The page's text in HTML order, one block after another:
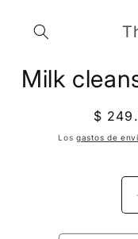
al contenido
directamente
a laMilk
Precio
$
Losgastos de